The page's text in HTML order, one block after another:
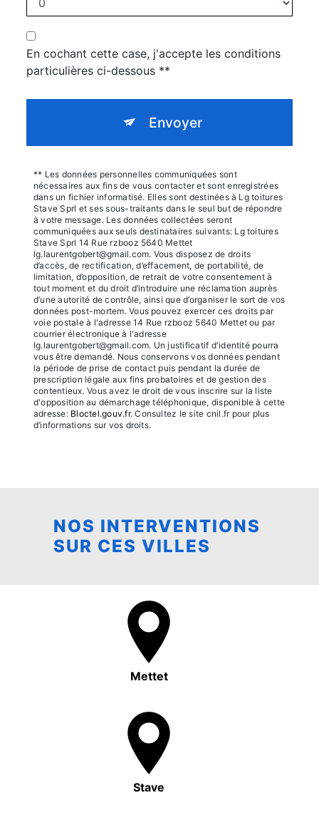
En cochant cette case, j'accepte les conditions
particulières ci-dessous **
Envoyer
** Les données personnelles communiquées sont
nécessaires aux fins de vous contacter et sont enregistrées
dans un fichier informatisé. Elles sont destinées à Lg toitures
Stave Sprl et ses sous-traitants dans le seul but de répondre
à votre message. Les données collectées seront
communiquées aux seuls destinataires suivants: Lg toitures
Stave Sprl 14 Rue rzbooz 5640 Mettet
lg.laurentgobert@gmail.com. Vous disposez de droits
d’accès, de rectification, d’effacement, de portabilité, de
limitation, d’opposition, de retrait de votre consentement à
tout moment et du droit d’introduire une réclamation auprès
d’une autorité de contrôle, ainsi que d’organiser le sort de vos
données post-mortem. Vous pouvez exercer ces droits par
voie postale à l'adresse 14 Rue rzbooz 5640 Mettet ou par
courrier électronique à l'adresse
lg.laurentgobert@gmail.com. Un justificatif d'identité pourra
vous être demandé. Nous conservons vos données pendant
la période de prise de contact puis pendant la durée de
prescription légale aux fins probatoires et de gestion des
contentieux. Vous avez le droit de vous inscrire sur la liste
d'opposition au démarchage téléphonique, disponible à cette
adresse: Bloctel.gouv.fr. Consultez le site cnil.fr pour plus
d’informations sur vos droits.
NOS INTERVENTIONS
SUR CES VILLES
Mettet
Stave